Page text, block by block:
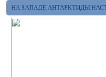
НА ЗАПАДЕ АНТАРКТИДЫ